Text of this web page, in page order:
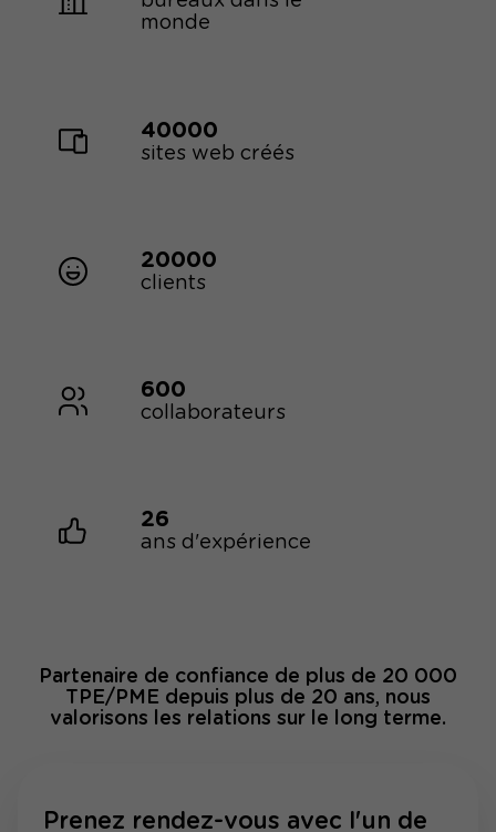
monde
40000
sites web créés
20000
clients
600
collaborateurs
26
ans d'expérience
Partenaire de confiance de plus de 20 000
TPE/PME depuis plus de 20 ans, nous
valorisons les relations sur le long terme.
Prenez rendez-vous avec l'un de